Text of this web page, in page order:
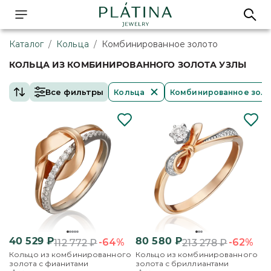
Каталог / Кольца / Комбинированное золото
КОЛЬЦА ИЗ КОМБИНИРОВАННОГО ЗОЛОТА УЗЛЫ
Все фильтры Кольца Комбинированное
40 529₽112 772₽-64%
Кольцо из комбинированного
золота с фианитами
80 580₽213 278₽-62%
Кольцо из комбинированного
золота с бриллиантами